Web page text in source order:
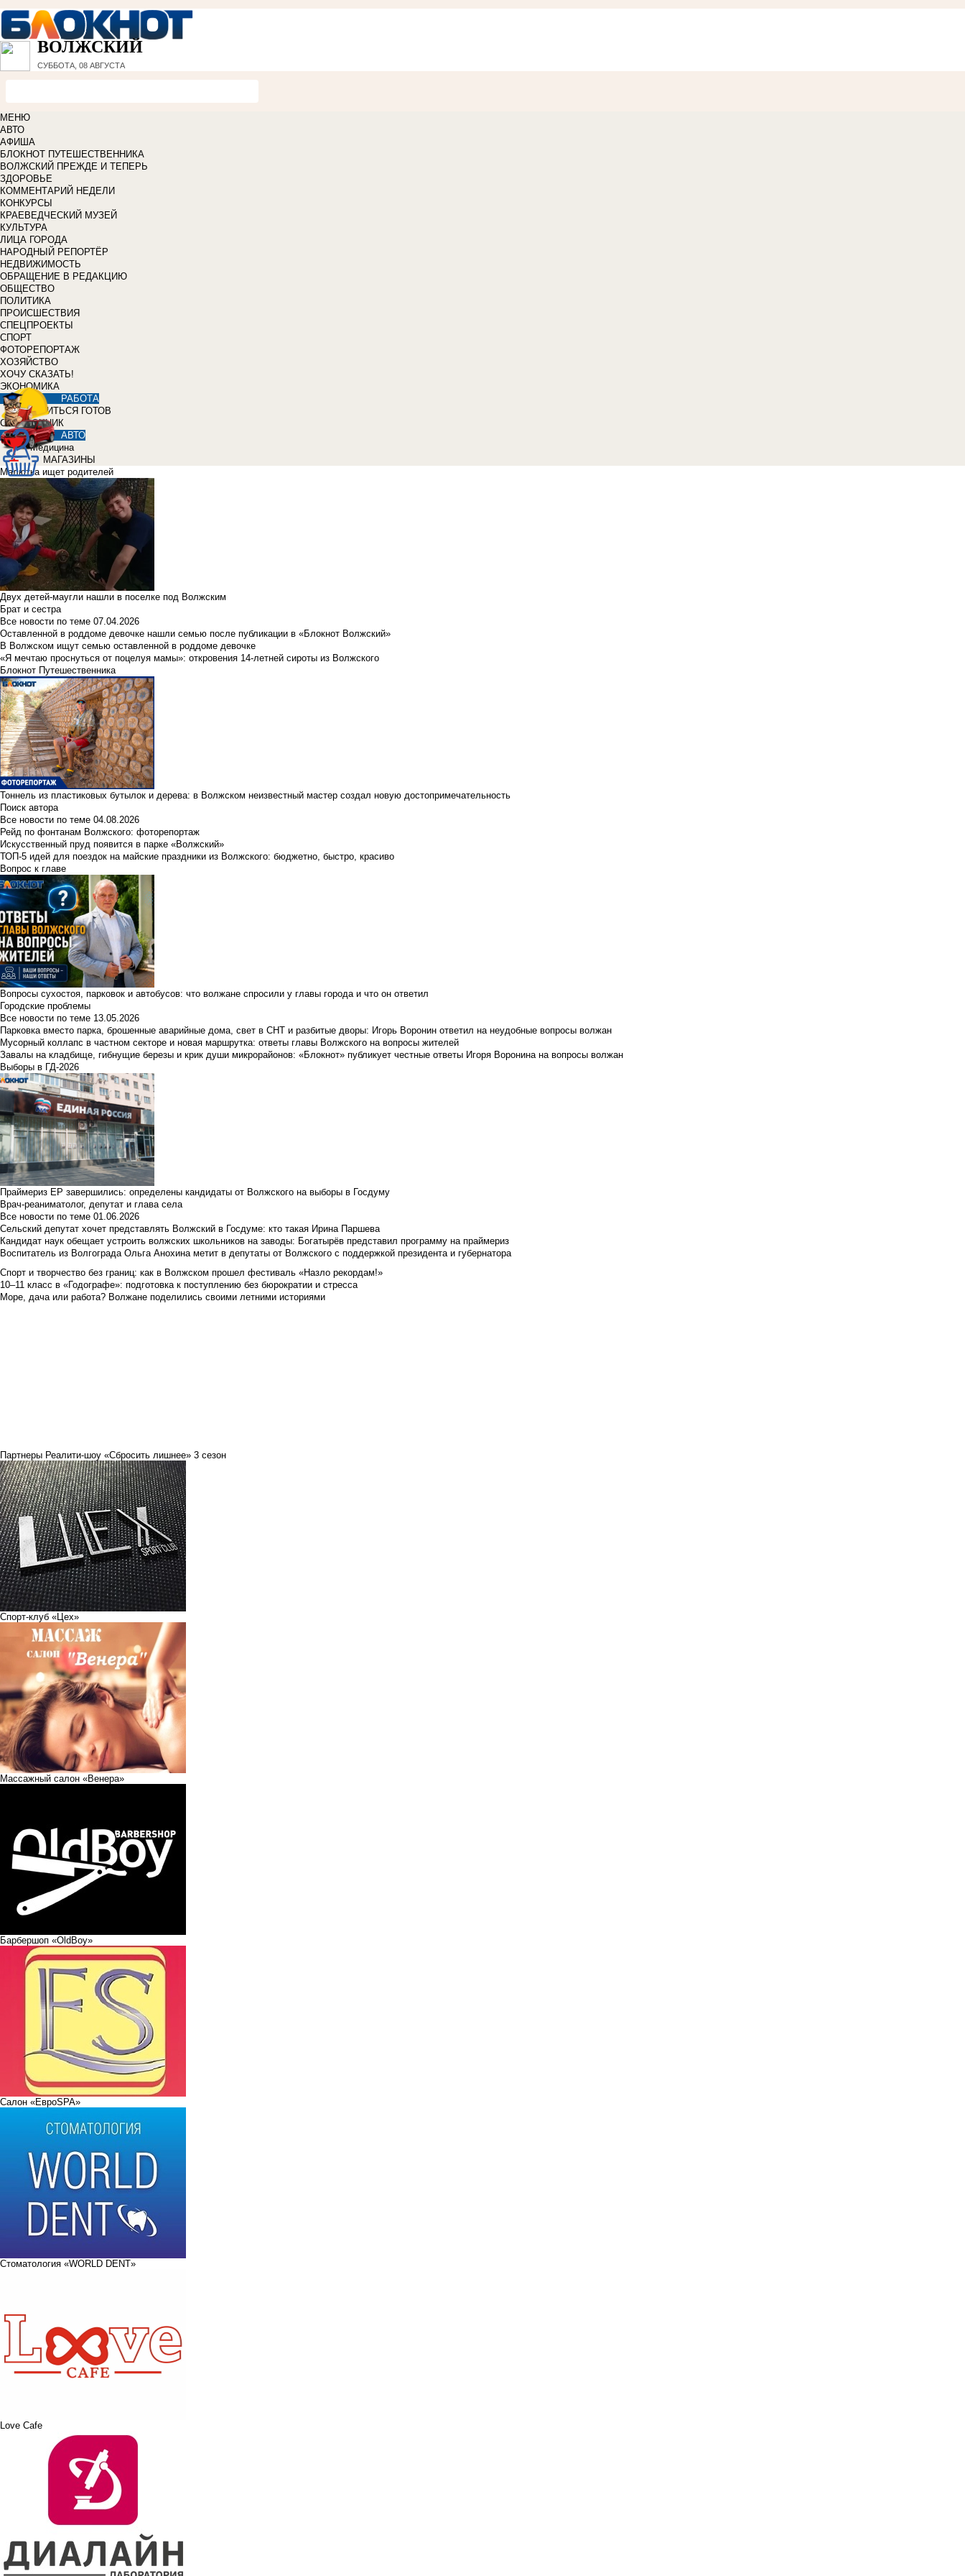
ВОЛЖСКИЙ
СУББОТА, 08 АВГУСТА
МЕНЮ
АВТО
АФИША
БЛОКНОТ ПУТЕШЕСТВЕННИКА
ВОЛЖСКИЙ ПРЕЖДЕ И ТЕПЕРЬ
ЗДОРОВЬЕ
КОММЕНТАРИЙ НЕДЕЛИ
КОНКУРСЫ
КРАЕВЕДЧЕСКИЙ МУЗЕЙ
КУЛЬТУРА
ЛИЦА ГОРОДА
НАРОДНЫЙ РЕПОРТЁР
НЕДВИЖИМОСТЬ
ОБРАЩЕНИЕ В РЕДАКЦИЮ
ОБЩЕСТВО
ПОЛИТИКА
ПРОИСШЕСТВИЯ
СПЕЦПРОЕКТЫ
СПОРТ
ФОТОРЕПОРТАЖ
ХОЗЯЙСТВО
ХОЧУ СКАЗАТЬ!
ЭКОНОМИКА
РАБОТА
УЧИТЬСЯ ГОТОВ
СПРАВОЧНИК
АВТО
Медицина
МАГАЗИНЫ
Малютка ищет родителей
Двух детей-маугли нашли в поселке под Волжским
Брат и сестра
Все новости по теме 07.04.2026
Оставленной в роддоме девочке нашли семью после публикации в «Блокнот Волжский»
В Волжском ищут семью оставленной в роддоме девочке
«Я мечтаю проснуться от поцелуя мамы»: откровения 14-летней сироты из Волжского
Блокнот Путешественника
Тоннель из пластиковых бутылок и дерева: в Волжском неизвестный мастер создал новую достопримечательность
Поиск автора
Все новости по теме 04.08.2026
Рейд по фонтанам Волжского: фоторепортаж
Искусственный пруд появится в парке «Волжский»
ТОП-5 идей для поездок на майские праздники из Волжского: бюджетно, быстро, красиво
Вопрос к главе
Вопросы сухостоя, парковок и автобусов: что волжане спросили у главы города и что он ответил
Городские проблемы
Все новости по теме 13.05.2026
Парковка вместо парка, брошенные аварийные дома, свет в СНТ и разбитые дворы: Игорь Воронин ответил на неудобные вопросы волжан
Мусорный коллапс в частном секторе и новая маршрутка: ответы главы Волжского на вопросы жителей
Завалы на кладбище, гибнущие березы и крик души микрорайонов: «Блокнот» публикует честные ответы Игоря Воронина на вопросы волжан
Выборы в ГД-2026
Праймериз ЕР завершились: определены кандидаты от Волжского на выборы в Госдуму
Врач-реаниматолог, депутат и глава села
Все новости по теме 01.06.2026
Сельский депутат хочет представлять Волжский в Госдуме: кто такая Ирина Паршева
Кандидат наук обещает устроить волжских школьников на заводы: Богатырёв представил программу на праймериз
Воспитатель из Волгограда Ольга Анохина метит в депутаты от Волжского с поддержкой президента и губернатора
Спорт и творчество без границ: как в Волжском прошел фестиваль «Назло рекордам!»
10–11 класс в «Годографе»: подготовка к поступлению без бюрократии и стресса
Море, дача или работа? Волжане поделились своими летними историями
Партнеры Реалити-шоу «Сбросить лишнее» 3 сезон
Спорт-клуб «Цех»
Массажный салон «Венера»
Барбершоп «OldBoy»
Салон «ЕвроSPA»
Стоматология «WORLD DENT»
Love Cafe